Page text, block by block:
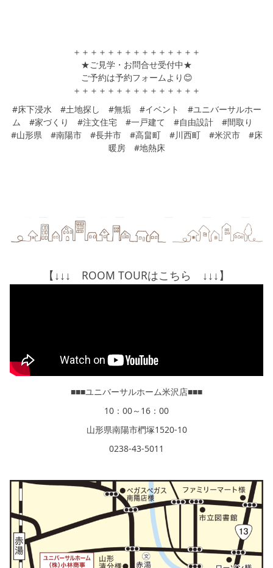
＋＋＋＋＋＋＋＋＋＋＋＋＋＋＋
★ご見学・お問合せ受付中★
ご予約は予約フォームより😊
＋＋＋＋＋＋＋＋＋＋＋＋＋＋＋
#床下浸水 #土地探し #無垢 #イベント #ユニバーサルホー
ム #家づくり #注文住宅 #一戸建て #自由設計 #間取り
#山形県 #南陽市 #長井市 #高畠町 #川西町 #米沢市 #床
暖房 #地熱床
【↓↓↓ ROOM TOURはこちら ↓↓↓】
■■■ユニバーサルホーム米沢店■■■
10：00～16：00
山形県南陽市椚塚1520-10
0238‐43‐5011